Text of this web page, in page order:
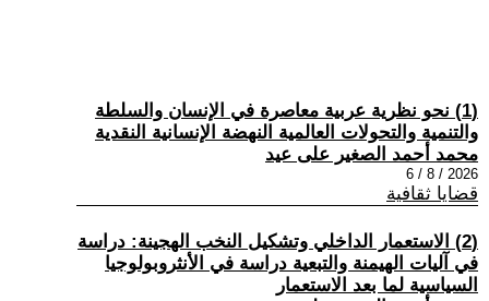
(1) نحو نظرية عربية معاصرة في الإنسان والسلطة
والتنمية والتحولات العالمية النهضة الإنسانية النقدية
محمد أحمد الصغير على عيد
2026 / 8 / 6
قضايا ثقافية
(2) الاستعمار الداخلي وتشكيل النخب الهجينة: دراسة
في آليات الهيمنة والتبعية دراسة في الأنثروبولوجيا
السياسية لما بعد الاستعمار